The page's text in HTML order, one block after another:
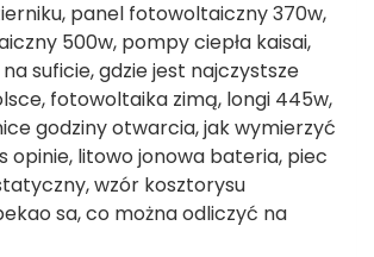
panel fotowoltaiczny 370w,
500w, pompy ciepła kaisai,
suficie, gdzie jest najczystsze
fotowoltaika zimą, longi 445w,
godziny otwarcia, jak wymierzyć
opinie, litowo jonowa bateria, piec
wzór kosztorysu
sa, co można odliczyć na